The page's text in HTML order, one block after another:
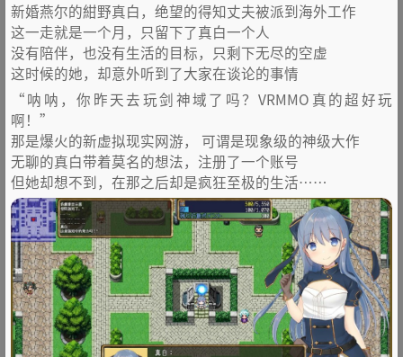
新婚燕尔的紺野真白，绝望的得知丈夫被派到海外工作
这一走就是一个月，只留下了真白一个人
没有陪伴，也没有生活的目标，只剩下无尽的空虚
这时候的她，却意外听到了大家在谈论的事情
“呐呐，你昨天去玩剑神域了吗？VRMMO真的超好玩
啊！”
那是爆火的新虚拟现实网游， 可谓是现象级的神级大作
无聊的真白带着莫名的想法，注册了一个账号
但她却想不到，在那之后却是疯狂至极的生活……